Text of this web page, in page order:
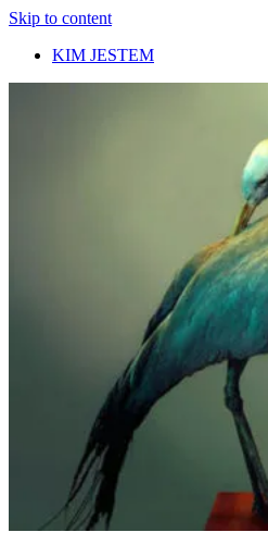
Skip to content
KIM JESTEM